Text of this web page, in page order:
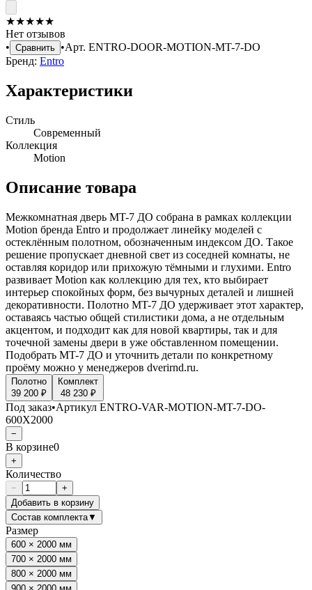
★★★★★
Нет отзывов
• Сравнить •Арт. ENTRO-DOOR-MOTION-MT-7-DO
Бренд: Entro
Характеристики
Стиль
Современный
Коллекция
Motion
Описание товара
Межкомнатная дверь MT-7 ДО собрана в рамках коллекции
Motion бренда Entro и продолжает линейку моделей с
остеклённым полотном, обозначенным индексом ДО. Такое
решение пропускает дневной свет из соседней комнаты, не
оставляя коридор или прихожую тёмными и глухими. Entro
развивает Motion как коллекцию для тех, кто выбирает
интерьер спокойных форм, без вычурных деталей и лишней
декоративности. Полотно MT-7 ДО удерживает этот характер,
оставаясь частью общей стилистики дома, а не отдельным
акцентом, и подходит как для новой квартиры, так и для
точечной замены двери в уже обставленном помещении.
Подобрать MT-7 ДО и уточнить детали по конкретному
проёму можно у менеджеров dverirnd.ru.
Полотно
39 200 ₽
Комплект
48 230 ₽
Под заказ•Артикул ENTRO-VAR-MOTION-MT-7-DO-
600X2000
−
В корзине0
+
Количество
−
+
Добавить в корзину
Состав комплекта▼
Размер
600 × 2000 мм
700 × 2000 мм
800 × 2000 мм
900 × 2000 мм